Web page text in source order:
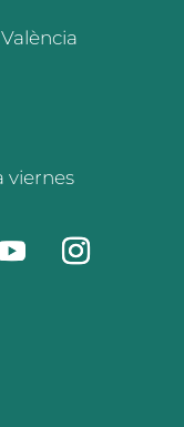
viernes